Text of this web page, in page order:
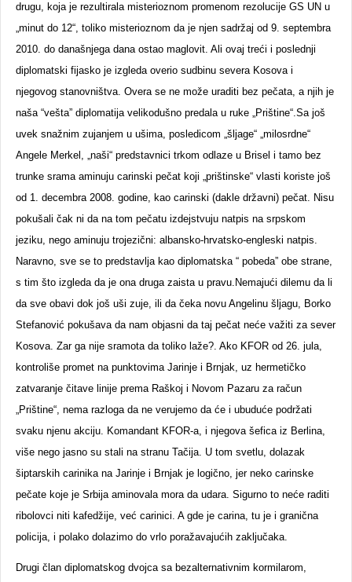
drugu, koja je rezultirala misterioznom promenom rezolucije GS UN u
„minut do 12“, toliko misterioznom da je njen sadržaj od 9. septembra
2010. do današnjega dana ostao maglovit. Ali ovaj treći i poslednji
diplomatski fijasko je izgleda overio sudbinu severa Kosova i
njegovog stanovništva. Overa se ne može uraditi bez pečata, a njih je
naša “vešta” diplomatija velikodušno predala u ruke „Prištine“.Sa još
uvek snažnim zujanjem u ušima, posledicom „šljage“ „milosrdne“
Angele Merkel, „naši“ predstavnici trkom odlaze u Brisel i tamo bez
trunke srama aminuju carinski pečat koji „prištinske“ vlasti koriste još
od 1. decembra 2008. godine, kao carinski (dakle državni) pečat. Nisu
pokušali čak ni da na tom pečatu izdejstvuju natpis na srpskom
jeziku, nego aminuju trojezični: albansko-hrvatsko-engleski natpis.
Naravno, sve se to predstavlja kao diplomatska “ pobeda” obe strane,
s tim što izgleda da je ona druga zaista u pravu.Nemajući dilemu da li
da sve obavi dok još uši zuje, ili da čeka novu Angelinu šljagu, Borko
Stefanović pokušava da nam objasni da taj pečat neće važiti za sever
Kosova. Zar ga nije sramota da toliko laže?. Ako KFOR od 26. jula,
kontroliše promet na punktovima Jarinje i Brnjak, uz hermetičko
zatvaranje čitave linije prema Raškoj i Novom Pazaru za račun
„Prištine“, nema razloga da ne verujemo da će i ubuduće podržati
svaku njenu akciju. Komandant KFOR-a, i njegova šefica iz Berlina,
više nego jasno su stali na stranu Tačija. U tom svetlu, dolazak
šiptarskih carinika na Jarinje i Brnjak je logično, jer neko carinske
pečate koje je Srbija aminovala mora da udara. Sigurno to neće raditi
ribolovci niti kafedžije, već carinici. A gde je carina, tu je i granična
policija, i polako dolazimo do vrlo poražavajućih zaključaka.
Drugi član diplomatskog dvojca sa bezalternativnim kormilarom,